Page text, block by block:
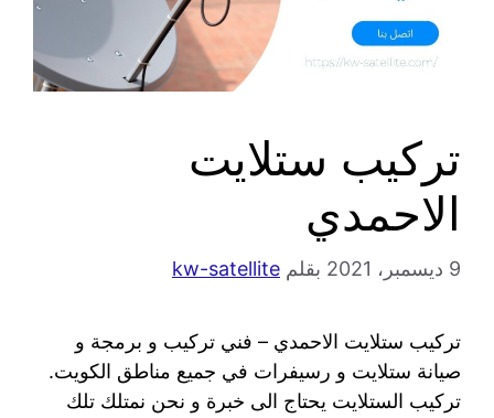
تركيب ستلايت
الاحمدي
9 ديسمبر، 2021 بقلم kw-satellite
تركيب ستلايت الاحمدي – فني تركيب و برمجة و
صيانة ستلايت و رسيفرات في جميع مناطق الكويت.
تركيب الستلايت يحتاج الى خبرة و نحن نمتلك تلك